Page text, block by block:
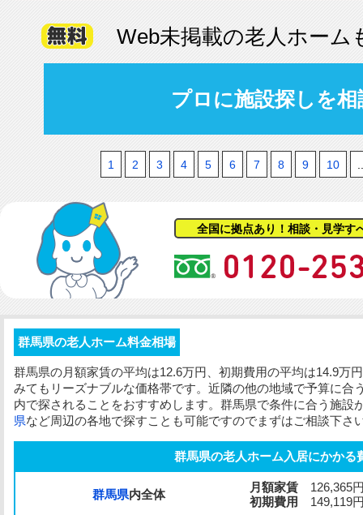
Web未掲載の老人ホーム
プロに施設探しを
1 2 3 4 5 6 7 8 9 10
全国に拠点あり！相談・見学す
群馬県の老人ホーム料金相場
群馬県の月額家賃の平均は12.6万円、初期費用の平均は14.9万
みてもリーズナブルな価格帯です。近隣の他の地域で予算に合
内で探されることをおすすめします。群馬県で条件に合う施設
県など周辺の各地で探すことも可能ですのでまずはご相談下さ
群馬県の老人ホーム入居にかかる
群馬県内全体
月額家賃 126,365
初期費用
149,119